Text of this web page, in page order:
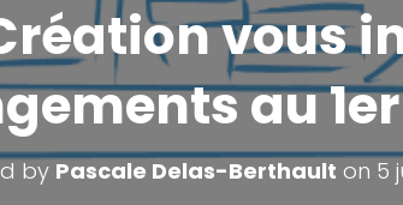
vous
au
by Pascale Delas-Berthault on 5